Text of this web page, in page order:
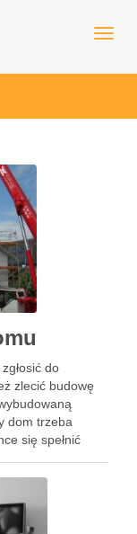
do
zlecić budowę
dom trzeba
się spełnić